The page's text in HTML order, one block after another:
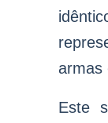
armas
Este